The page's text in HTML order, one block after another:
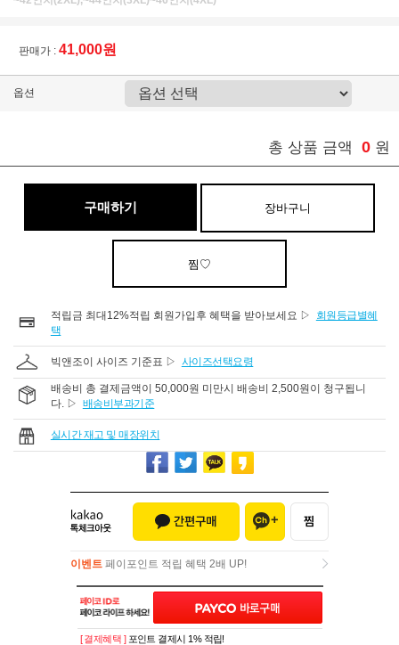
판매가 : 41,000원
옵션
총 상품 금액 0 원
구매하기 장바구니
찜♡
적립금 최대12%적립 회원가입후 혜택을 받아보세요 ▷
회원등급별혜
택
빅앤조이 사이즈 기준표 ▷ 사이즈선택요령
배송비 총 결제금액이 50,000원 미만시 배송비 2,500원이 청구됩니
다. ▷ 배송비부과기준
실시간 재고 및 매장위치
이벤트 페이포인트 적립 혜택 2배 UP!
이벤트페이포인트 적립 혜택 2배 UP!
[ 결제혜택 ] 포인트 결제시 1% 적립!